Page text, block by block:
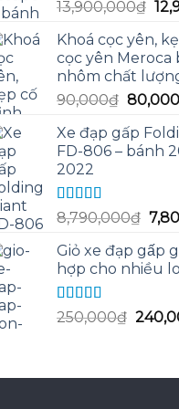
Được xếp
hạng
5.00
sao
13,900,000₫ Giá
là:
Khoá cọc yên,
cọc yên Meroca
nhôm chất
90,000₫ Giá
là:
80,000
Xe đạp gấp
FD-806 – bánh
2022
Được xếp
hạng
5.00
sao
8,790,000₫ Giá
là:
Giỏ xe đạp gấp
hợp cho nhiều
Được xếp
hạng
5
250,000₫ Giá